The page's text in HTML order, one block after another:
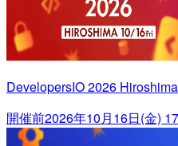
DevelopersIO 2026
開催前2026年10月16日(金)